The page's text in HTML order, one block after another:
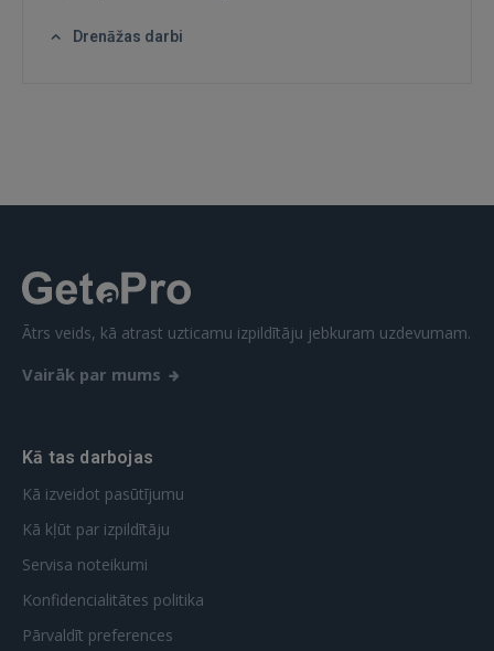
Drenāžas darbi
Ātrs veids, kā atrast uzticamu izpildītāju jebkuram uzdevumam.
Vairāk par mums
Kā tas darbojas
Kā izveidot pasūtījumu
Kā kļūt par izpildītāju
Servisa noteikumi
Konfidencialitātes politika
Pārvaldīt preferences